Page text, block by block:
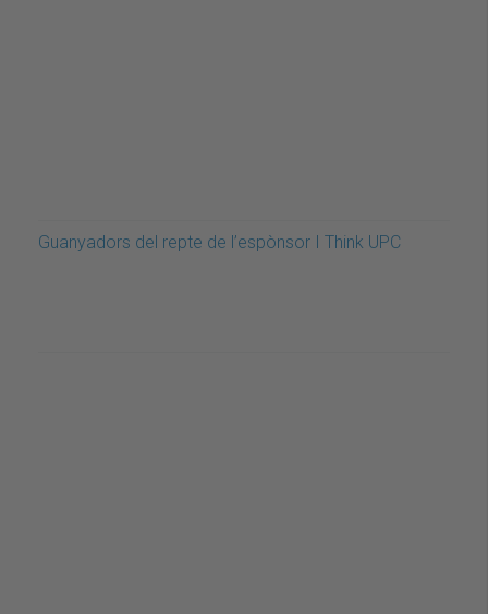
Guanyadors del repte de l’espònsor I Think UPC